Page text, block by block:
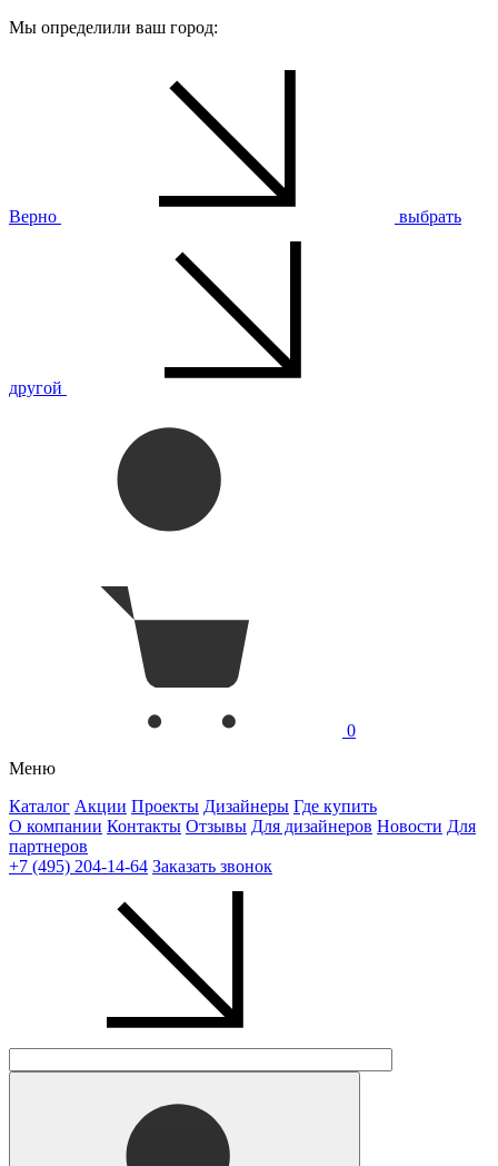
Мы определили ваш город:
Верно выбрать
другой
0
Меню
Каталог Акции Проекты Дизайнеры Где купить
О компании Контакты Отзывы Для дизайнеров Новости Для
партнеров
+7 (495) 204-14-64 Заказать звонок